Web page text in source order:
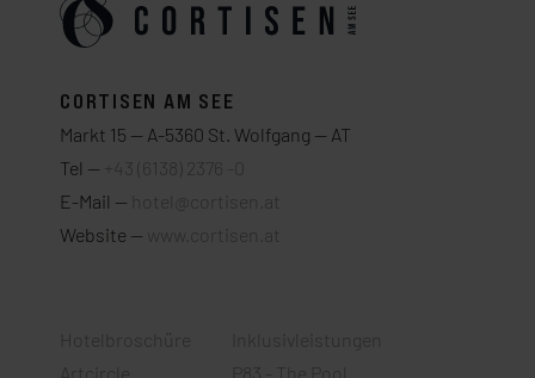
CORTISEN AM SEE
Markt 15 — A-5360 St. Wolfgang — AT
Tel —
+43 (6138) 2376 -0
E-Mail —
hotel@cortisen.at
Website —
www.cortisen.at
Hotelbroschüre
Artcircle
Inklusivleistungen
P83 - The Pool